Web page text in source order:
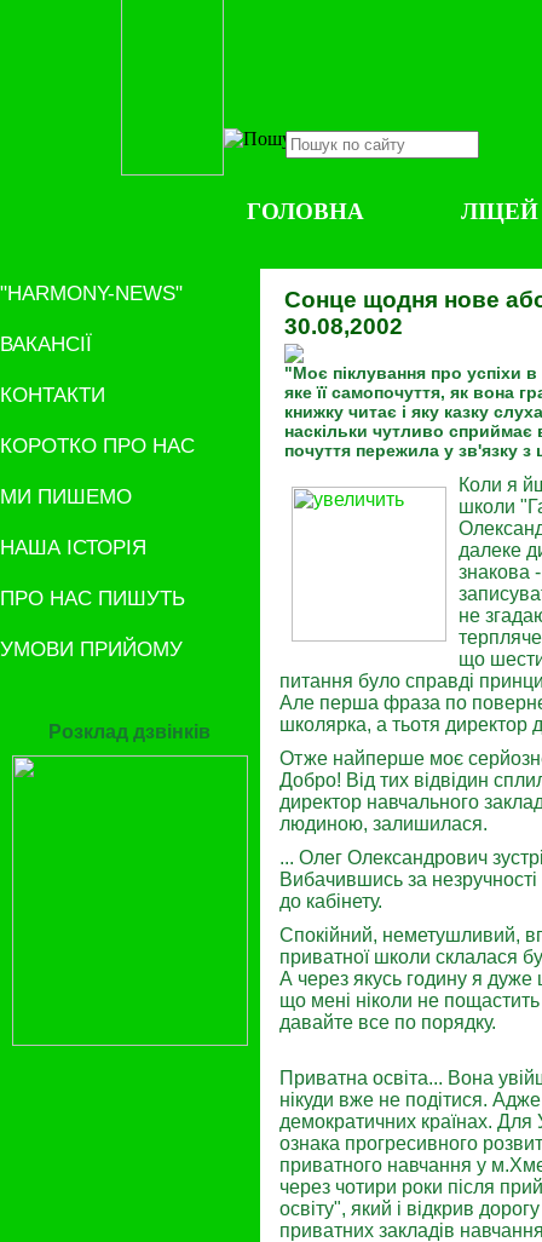
ГОЛОВНА ЛІЦЕЙ
"HARMONY-NEWS"
ВАКАНСІЇ
КОНТАКТИ
КОРОТКО ПРО НАС
МИ ПИШЕМО
НАША ІСТОРІЯ
ПРО НАС ПИШУТЬ
УМОВИ ПРИЙОМУ
Розклад дзвінків
Сонце щодня нове
30.08,2002
"Моє піклування про успіхи в
яке її самопочуття, як вона
книжку читає і яку казку
наскільки чутливо
почуття пережила у зв'язку
Коли я
школи
далеке
знакова
не
що
питання було справді
Але перша фраза по
школярка, а тьотя директор
Отже найперше моє
Добро! Від тих відвідин
директор навчального
людиною, залишилася.
... Олег Олександрович
Вибачившись за
до кабінету.
Спокійний, неметушливий,
приватної школи склалася
А через якусь годину я дуже
що мені ніколи не
давайте все по порядку.
Приватна освіта... Вона
нікуди вже не подітися.
демократичних країнах. Для
ознака прогресивного
приватного навчання у
через чотири роки після
освіту", який і відкрив
приватних закладів